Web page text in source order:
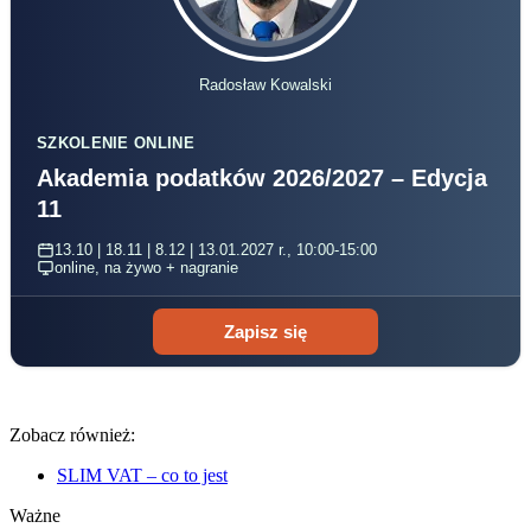
Radosław Kowalski
SZKOLENIE ONLINE
Akademia podatków 2026/2027 – Edycja
11
13.10 | 18.11 | 8.12 | 13.01.2027 r., 10:00-15:00
online, na żywo + nagranie
Zapisz się
Zobacz również:
SLIM VAT – co to jest
Ważne